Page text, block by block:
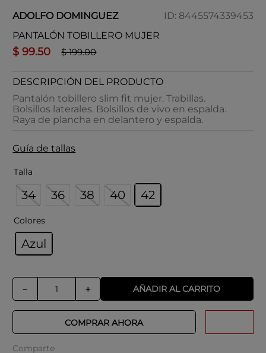
ADOLFO DOMINGUEZ ID: 8445574339453
PANTALÓN TOBILLERO MUJER
$ 99.50 $ 199.00
DESCRIPCIÓN DEL PRODUCTO
Pantalón tobillero slim fit mujer. Trabillas.
Bolsillos laterales. Bolsillos de vivo en espalda.
Raya de plancha en delantero y espalda.
Guía de tallas
Talla
34 36 38 40 42
Colores
Azul
＋
－ AÑADIR AL CARRITO
COMPRAR AHORA
Comparte